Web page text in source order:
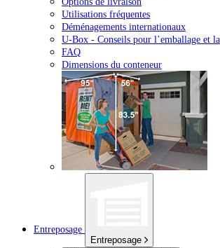
Utilisations fréquentes
Déménagements internationaux
U-Box - Conseils pour l’emballage et
FAQ
Dimensions du conteneur
Entreposage
Entreposage